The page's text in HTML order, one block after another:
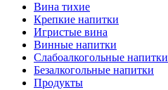
Вина тихие
Крепкие напитки
Игристые вина
Винные напитки
Слабоалкогольные напитки
Безалкогольные напитки
Продукты